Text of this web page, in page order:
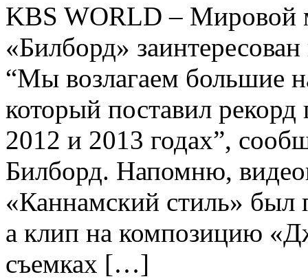
KBS WORLD – Мировой
«Билборд»
“Мы возлагаем большие
который поставил
2012 и 2013 годах”,
Билборд. Напомню,
«Каннамский стиль» был
а клип на композицию
съемках […]